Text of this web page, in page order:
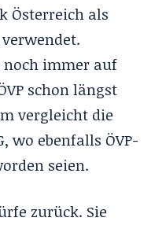
Österreich als
noch immer auf
schon längst
vergleicht die
wo ebenfalls ÖVP-
seien.
zurück. Sie